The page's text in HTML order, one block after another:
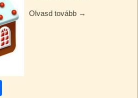
Olvasd tovább →